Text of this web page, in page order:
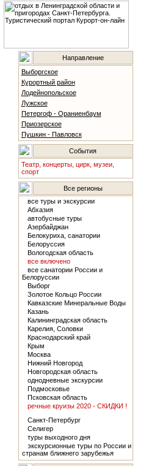
Направление
Выборгское
Курортный район
Лодейнопольское
Лужское
Петергоф - Ораниенбаум
Приозерское
Пушкин - Павловск
События
Театр, концерты, цирк, музеи,
спорт
Все регионы
все туры и экскурсии
Абхазия
автобусные туры
Азербайджан
Белокуриха, санатории
Белоруссия
Вологодская область
все включено
все санатории России и
Белоруссии
Выборг
Золотое Кольцо России
Кавказские Минеральные Воды
Казань
Калининградская область
Карелия, Соловки
Краснодарский край
Крым
Москва
Нижний Новгород
Новгородская область
однодневные экскурсии
Подмосковье
Псковская область
речные круизы 2020 - СКИДКИ !
Санкт-Петербург
Селигер
туры выходного дня
экскурсионные туры по России и
странам ближнего зарубежья